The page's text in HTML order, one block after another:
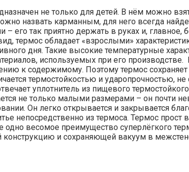
не только для детей. В нём можно
назвать карманным, для него всегда
так приятно держать в руках и, главное,
термос обладает «взрослыми»
дня. Такие высокие температурные
используемых при его производстве.
к содержимому. Поэтому термос сохраняет
термостойкостью и ударопрочностью,
уплотнитель из пищевого
не только малыми размерами – он почти
Он легко открывается и закрывается
непосредственно из термоса. Термос прост в
весомое преимущество суперлёгкого
конструкцию и сохраняющей вакуум в